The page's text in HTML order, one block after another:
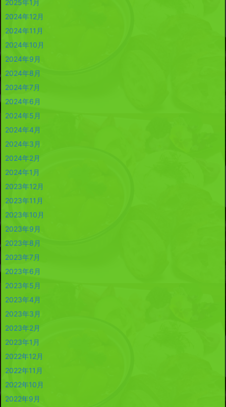
2025年1月
2024年12月
2024年11月
2024年10月
2024年9月
2024年8月
2024年7月
2024年6月
2024年5月
2024年4月
2024年3月
2024年2月
2024年1月
2023年12月
2023年11月
2023年10月
2023年9月
2023年8月
2023年7月
2023年6月
2023年5月
2023年4月
2023年3月
2023年2月
2023年1月
2022年12月
2022年11月
2022年10月
2022年9月